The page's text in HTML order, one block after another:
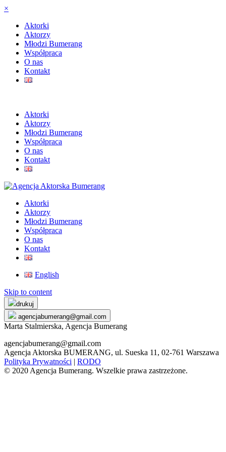
×
Aktorki
Aktorzy
Młodzi Bumerang
Współpraca
O nas
Kontakt
Aktorki
Aktorzy
Młodzi Bumerang
Współpraca
O nas
Kontakt
Aktorki
Aktorzy
Młodzi Bumerang
Współpraca
O nas
Kontakt
English
Skip to content
drukuj
agencjabumerang@gmail.com
Marta Stalmierska, Agencja Bumerang
agencjabumerang@gmail.com
Agencja Aktorska BUMERANG, ul. Sueska 11, 02-761 Warszawa
Polityka Prywatności | RODO
© 2020 Agencja Bumerang. Wszelkie prawa zastrzeżone.